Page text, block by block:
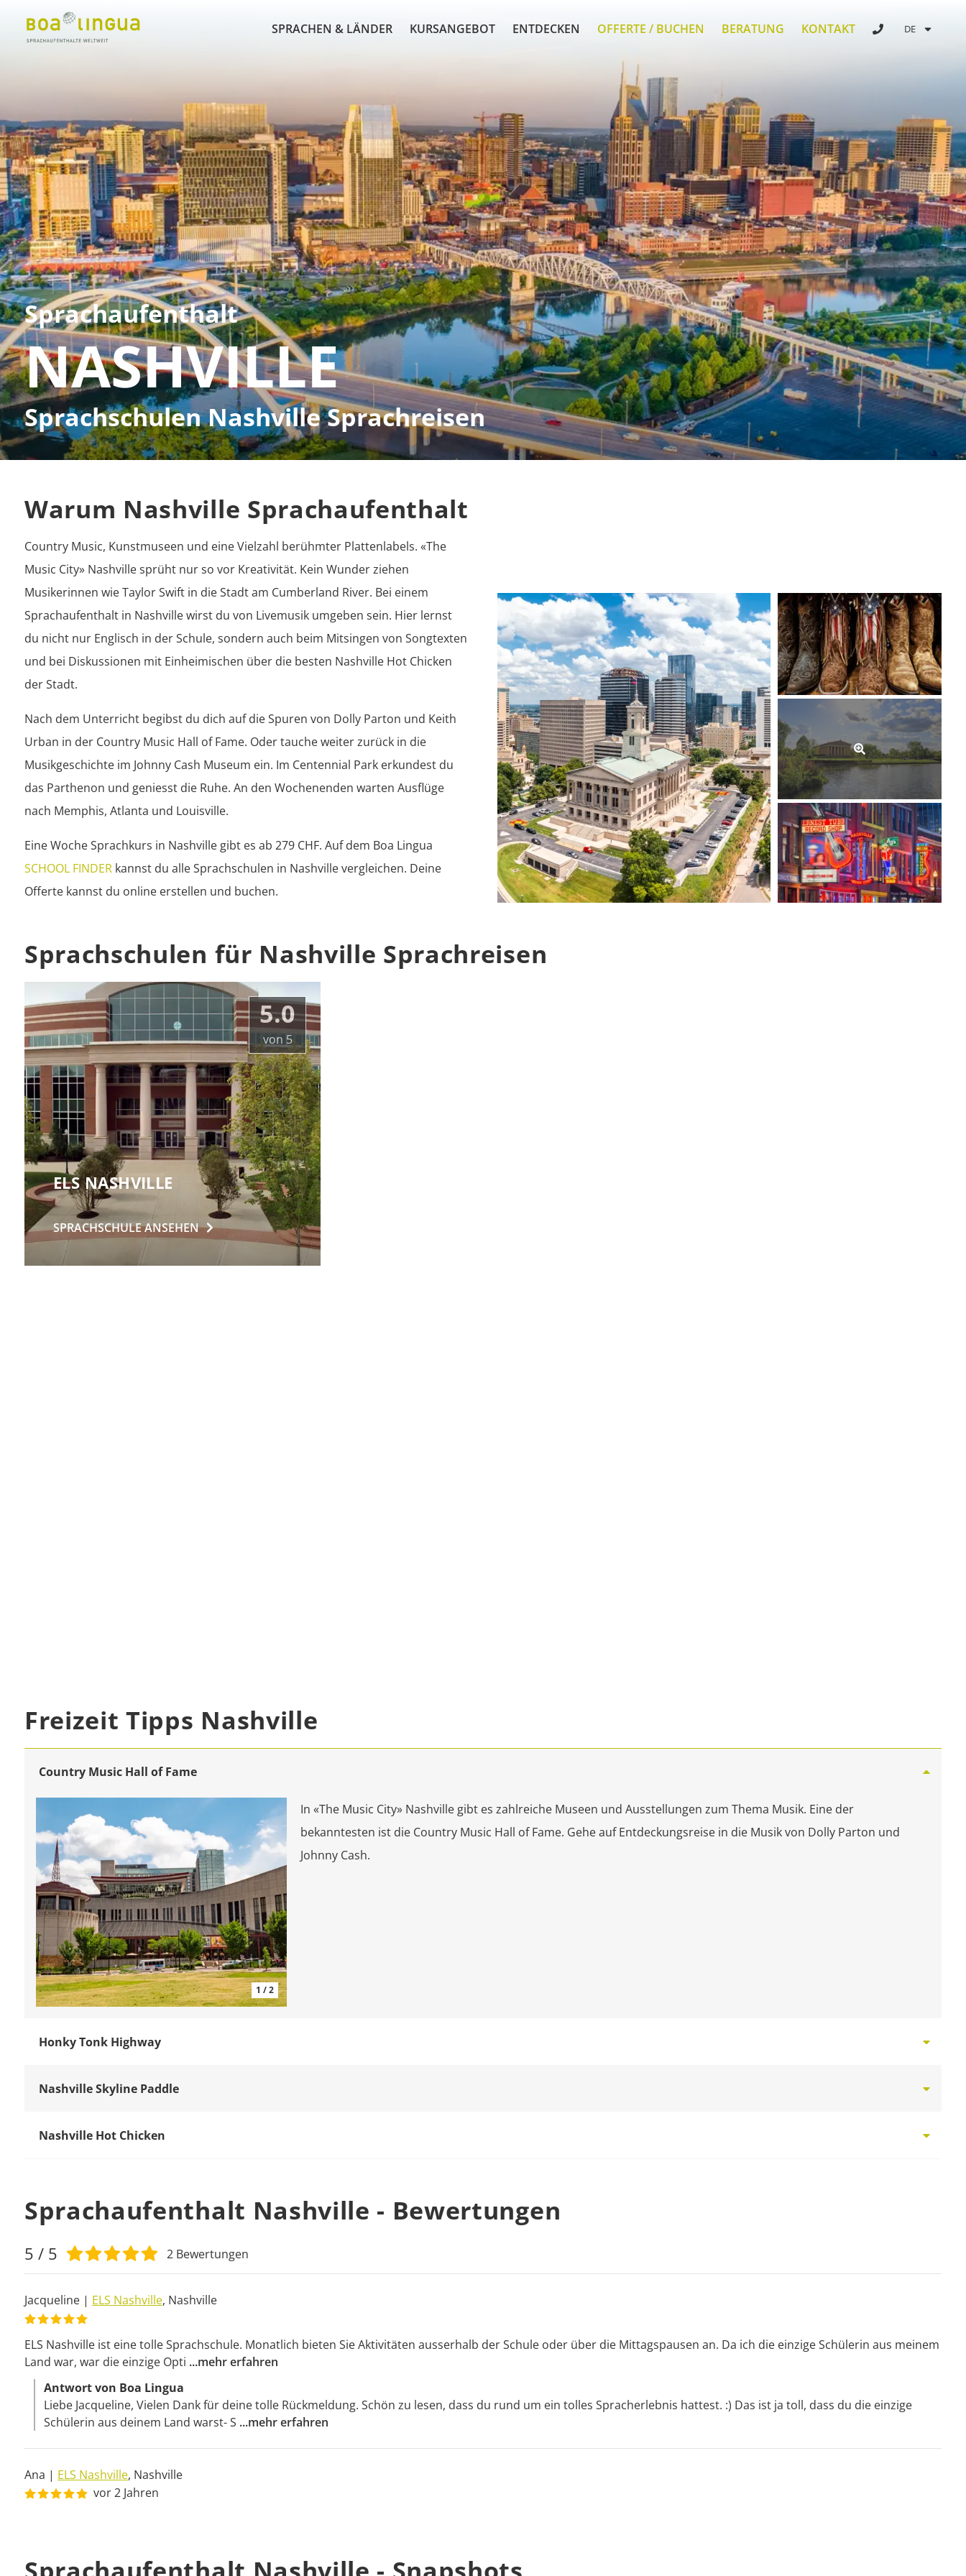
SPRACHEN & LÄNDER KURSANGEBOT ENTDECKEN OFFERTE / BUCHEN BERATUNG KONTAKT DE
Sprachaufenthalt
NASHVILLE
Sprachschulen Nashville Sprachreisen
Warum Nashville Sprachaufenthalt
Country Music, Kunstmuseen und eine Vielzahl berühmter Plattenlabels. «The
Music City» Nashville sprüht nur so vor Kreativität. Kein Wunder ziehen
Musikerinnen wie Taylor Swift in die Stadt am Cumberland River. Bei einem
Sprachaufenthalt in Nashville wirst du von Livemusik umgeben sein. Hier lernst
du nicht nur Englisch in der Schule, sondern auch beim Mitsingen von Songtexten
und bei Diskussionen mit Einheimischen über die besten Nashville Hot Chicken
der Stadt.
Nach dem Unterricht begibst du dich auf die Spuren von Dolly Parton und Keith
Urban in der Country Music Hall of Fame. Oder tauche weiter zurück in die
Musikgeschichte im Johnny Cash Museum ein. Im Centennial Park erkundest du
das Parthenon und geniesst die Ruhe. An den Wochenenden warten Ausflüge
nach Memphis, Atlanta und Louisville.
SCHOOL FINDER kannst du alle Sprachschulen in Nashville vergleichen. Deine
Offerte kannst du online erstellen und buchen.
Sprachschulen für Nashville Sprachreisen
ELS NASHVILLE
SPRACHSCHULEANSEHEN
5.0
von 5
Freizeit Tipps Nashville
Country Music Hall of Fame
1 / 2
In «The Music City» Nashville gibt es zahlreiche Museen und Ausstellungen zum Thema Musik. Eine der
bekanntesten ist die Country Music Hall of Fame. Gehe auf Entdeckungsreise in die Musik von Dolly Parton und
Johnny Cash.
Honky Tonk Highway
Nashville Skyline Paddle
Nashville Hot Chicken
Sprachaufenthalt Nashville - Bewertungen
5 / 5 2 Bewertungen
Jacqueline | ELS Nashville, Nashville
ELS Nashville ist eine tolle Sprachschule. Monatlich bieten Sie Aktivitäten ausserhalb der Schule oder über die Mittagspausen an. Da ich die einzige Schülerin aus meinem
Land war, war die einzige Opti ...mehr erfahren
Antwort von Boa Lingua
Liebe Jacqueline, Vielen Dank für deine tolle Rückmeldung. Schön zu lesen, dass du rund um ein tolles Spracherlebnis hattest. :) Das ist ja toll, dass du die einzige
Schülerin aus deinem Land warst- S ...mehr erfahren
Ana | ELS Nashville, Nashville
vor 2 Jahren